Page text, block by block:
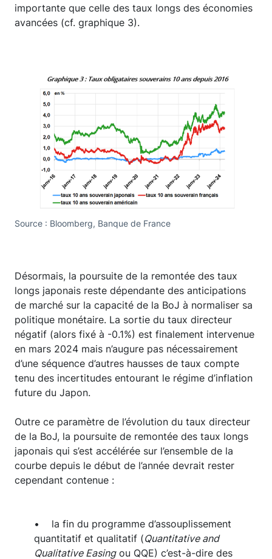
importante que celle des taux longs des économies
avancées (cf. graphique 3).
Source : Bloomberg, Banque de France
Désormais, la poursuite de la remontée des taux
longs japonais reste dépendante des anticipations
de marché sur la capacité de la BoJ à normaliser sa
politique monétaire. La sortie du taux directeur
négatif (alors fixé à -0.1%) est finalement intervenue
en mars 2024 mais n’augure pas nécessairement
d’une séquence d’autres hausses de taux compte
tenu des incertitudes entourant le régime d’inflation
future du Japon.
Outre ce paramètre de l’évolution du taux directeur
de la BoJ, la poursuite de remontée des taux longs
japonais qui s’est accélérée sur l’ensemble de la
courbe depuis le début de l’année devrait rester
cependant contenue :
• la fin du programme d’assouplissement
quantitatif et qualitatif (Quantitative and
Qualitative Easingou QQE) c’est-à-dire des